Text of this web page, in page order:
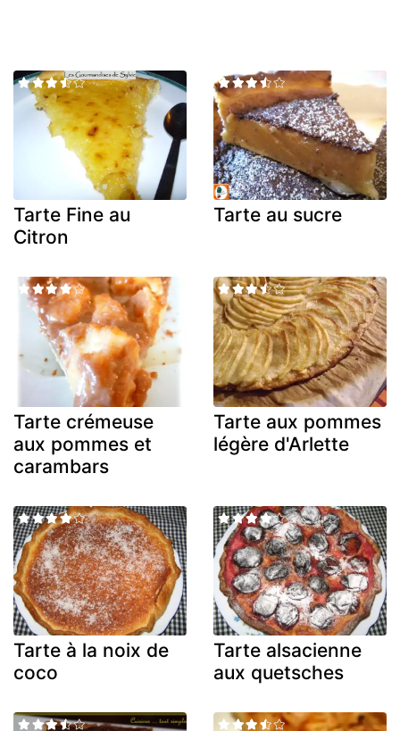
Tarte Fine au
Citron
Tarte au sucre
Tarte crémeuse
aux pommes et
carambars
Tarte aux pommes
légère d'Arlette
Tarte à la noix de
coco
Tarte alsacienne
aux quetsches